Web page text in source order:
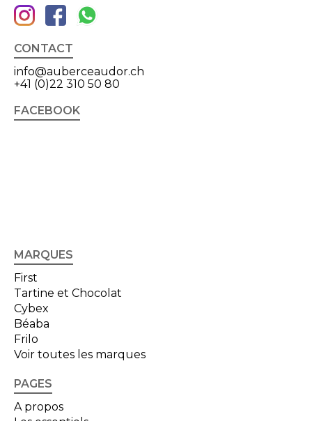
CONTACT
info@auberceaudor.ch
+41 (0)22 310 50 80
FACEBOOK
MARQUES
First
Tartine et Chocolat
Cybex
Béaba
Frilo
Voir toutes les marques
PAGES
A propos